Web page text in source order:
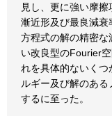
見し、更に強い摩
漸近形及び最良減衰
方程式の解の精密な
い改良型のFourier
れを具体的ないくつ
ルギー及び解のあ
するに至った。